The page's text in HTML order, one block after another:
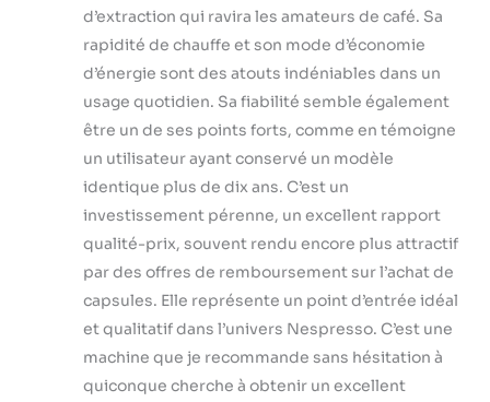
d’extraction qui ravira les amateurs de café. Sa
rapidité de chauffe et son mode d’économie
d’énergie sont des atouts indéniables dans un
usage quotidien. Sa fiabilité semble également
être un de ses points forts, comme en témoigne
un utilisateur ayant conservé un modèle
identique plus de dix ans. C’est un
investissement pérenne, un excellent rapport
qualité-prix, souvent rendu encore plus attractif
par des offres de remboursement sur l’achat de
capsules. Elle représente un point d’entrée idéal
et qualitatif dans l’univers Nespresso. C’est une
machine que je recommande sans hésitation à
quiconque cherche à obtenir un excellent